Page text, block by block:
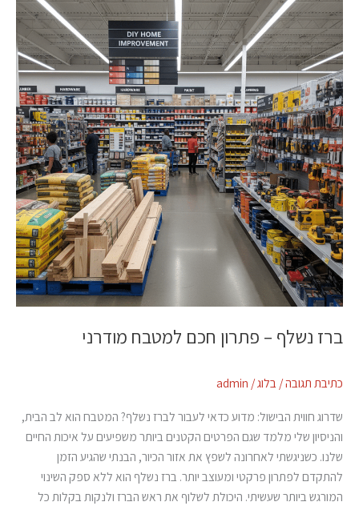
ברז נשלף – פתרון חכם למטבח מודרני
כתיבת תגובה/ בלוג/
admin
שדרוג חווית הבישול: מדוע כדאי לעבור לברז נשלף? המטבח הוא לב הבית,
והניסיון שלי מלמד שגם הפרטים הקטנים ביותר משפיעים על איכות החיים
שלנו. כשניגשתי לאחרונה לשפץ את אזור הכיור, הבנתי שהגיע הזמן
להתקדם לפתרון פרקטי ומעוצב יותר. ברז נשלף הוא ללא ספק השינוי
המורגש ביותר שעשיתי. היכולת לשלוף את ראש הברז ולנקות בקלות כל
נשלף
פתרון
חכם
למטבח
מודרני